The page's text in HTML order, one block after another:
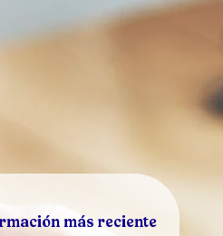
más reciente